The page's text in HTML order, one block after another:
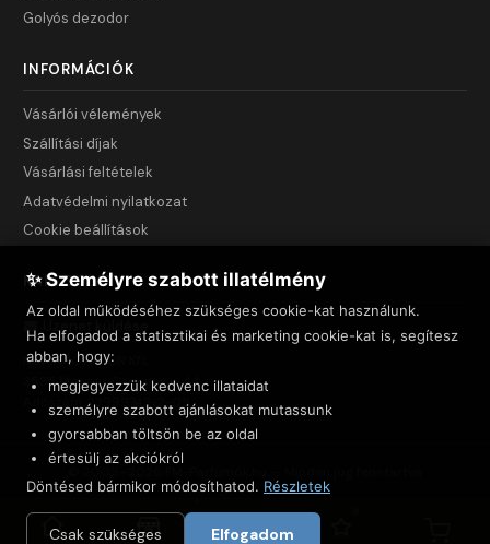
Golyós dezodor
INFORMÁCIÓK
Vásárlói vélemények
Szállítási díjak
Vásárlási feltételek
Adatvédelmi nyilatkozat
Cookie beállítások
KAPCSOLAT
Üzenet küldése
NET INNOVATION Kft.
3535 Miskolc, Csendes u. 44.
Adószám: 23999743-2-05
© 2005–2026 FM-Parfümök.hu — Minden jog fenntartva
✨ Személyre szabott illatélmény
Az oldal működéséhez szükséges cookie-kat használunk.
Ha elfogadod a statisztikai és marketing cookie-kat is, segítesz
abban, hogy:
megjegyezzük kedvenc illataidat
személyre szabott ajánlásokat mutassunk
gyorsabban töltsön be az oldal
értesülj az akciókról
Döntésed bármikor módosíthatod. Részletek
Csak szükséges Elfogadom